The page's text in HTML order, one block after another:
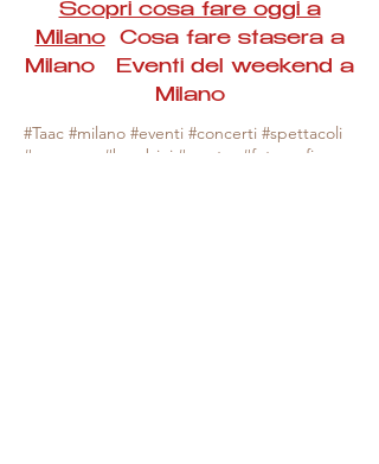
Scopri cosa fare oggi a
MilanoCosa fare stasera a
Milano Eventi del weekend a
Milano
#Taac #milano #eventi #concerti #spettacoli
#rassegne #bambini #mostre #fotografia